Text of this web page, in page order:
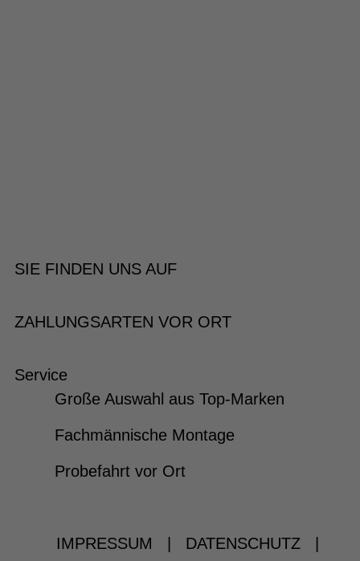
SIE FINDEN UNS AUF
ZAHLUNGSARTEN VOR ORT
Service
Große Auswahl aus Top-Marken
Fachmännische Montage
Probefahrt vor Ort
IMPRESSUM DATENSCHUTZ